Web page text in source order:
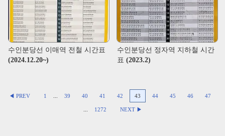
수인분당선 이매역 전철 시간표
(2024.12.20~)
수인분당선 정자역 지하철 시간
표 (2023.2)
◀ PREV 1 39 40 41 42 43 44 45 46 47
1272 NEXT ▶